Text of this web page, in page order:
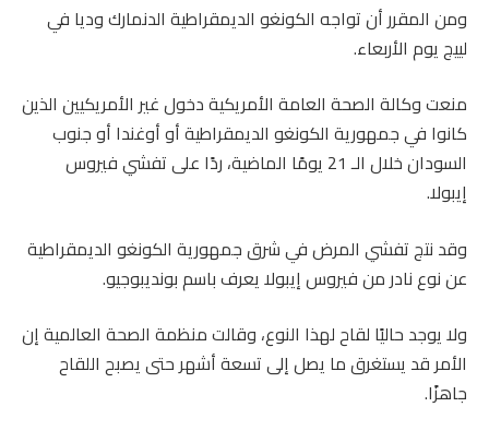
ومن المقرر أن تواجه الكونغو الديمقراطية الدنمارك وديا في
لييج يوم الأربعاء.
منعت وكالة الصحة العامة الأمريكية دخول غير الأمريكيين الذين
كانوا في جمهورية الكونغو الديمقراطية أو أوغندا أو جنوب
السودان خلال الـ 21 يومًا الماضية، ردًا على تفشي فيروس
إيبولا.
وقد نتج تفشي المرض في شرق جمهورية الكونغو الديمقراطية
عن نوع نادر من فيروس إيبولا يعرف باسم بونديبوجيو.
ولا يوجد حاليًا لقاح لهذا النوع، وقالت منظمة الصحة العالمية إن
الأمر قد يستغرق ما يصل إلى تسعة أشهر حتى يصبح اللقاح
جاهزًا.